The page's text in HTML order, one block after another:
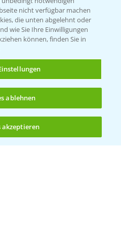
(noch 4)
Sie uns
Datenschutzerklärung
nicht verfügbar machen
die unten abgelehnt oder
wie Sie Ihre Einwilligungen
können, finden Sie in
ablehnen
akzeptieren